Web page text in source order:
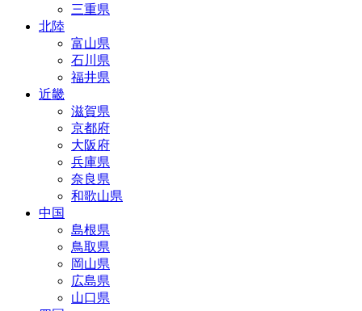
三重県
北陸
富山県
石川県
福井県
近畿
滋賀県
京都府
大阪府
兵庫県
奈良県
和歌山県
中国
島根県
鳥取県
岡山県
広島県
山口県